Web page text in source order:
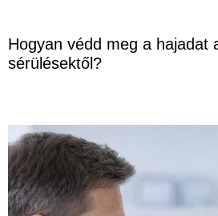
Hogyan védd meg a hajadat
sérülésektől?